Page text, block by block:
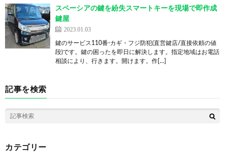
スペーシアの鍵を紛失スマートキーを現場で即作成
鍵屋
2023.01.03
鍵のサービス110番-カギ・フジ防犯(直営鍵店/直接依頼の値
段)です。鍵の困ったを即日に解決します。指定地域はお電話
相談により、行きます。開けます。作[…]
記事を検索
カテゴリー